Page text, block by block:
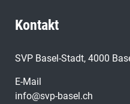
Kontakt
SVP Basel-Stadt, 4000
E-Mail
info@svp-basel.ch